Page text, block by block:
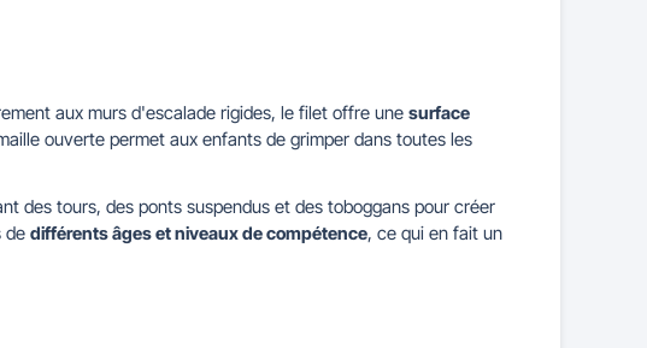
aux murs d'escalade rigides, le filet offre une surface
ouverte permet aux enfants de grimper dans toutes les
des tours, des ponts suspendus et des toboggans pour créer
de différents âges et niveaux de compétence, ce qui en fait un